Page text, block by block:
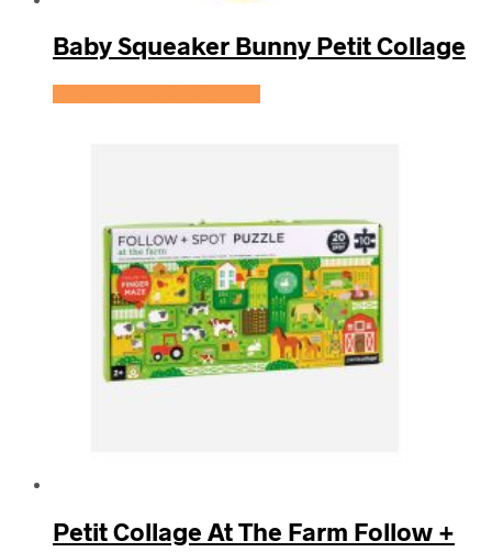
Baby Squeaker Bunny Petit Collage
Petit Collage At The Farm Follow +